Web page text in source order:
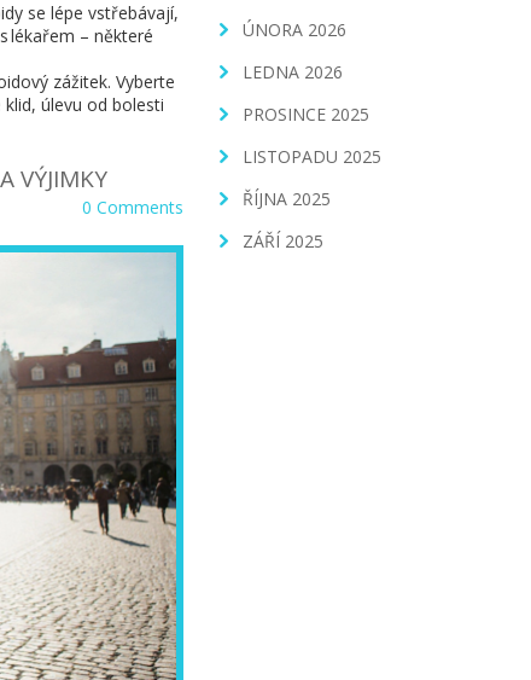
se lépe vstřebávají,
lékařem – některé
zážitek. Vyberte
úlevu od bolesti
VÝJIMKY
0 Comments
ÚNORA 2026
LEDNA 2026
PROSINCE 2025
LISTOPADU 2025
ŘÍJNA 2025
ZÁŘÍ 2025